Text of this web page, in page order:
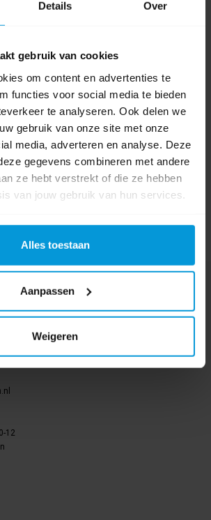
Details Over
gebruik van cookies
om content en advertenties te
functies voor social media te bieden
te analyseren. Ook delen we
gebruik van onze site met onze
media, adverteren en analyse. Deze
gegevens combineren met andere
ze hebt verstrekt of die ze hebben
van jouw gebruik van hun services.
Alles toestaan
Aanpassen
Weigeren
beoordeling(en)
voor dit product een beoordeling
staan voor je klaar!
12